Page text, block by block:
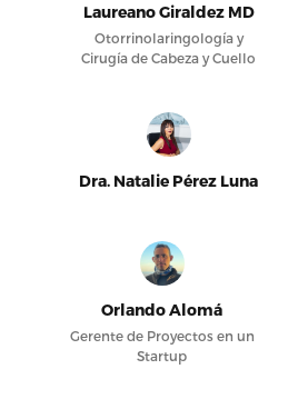
Laureano Giraldez MD
Otorrinolaringología y
Cirugía de Cabeza y Cuello
Dra. Natalie Pérez Luna
Orlando Alomá
Gerente de Proyectos en un
Startup